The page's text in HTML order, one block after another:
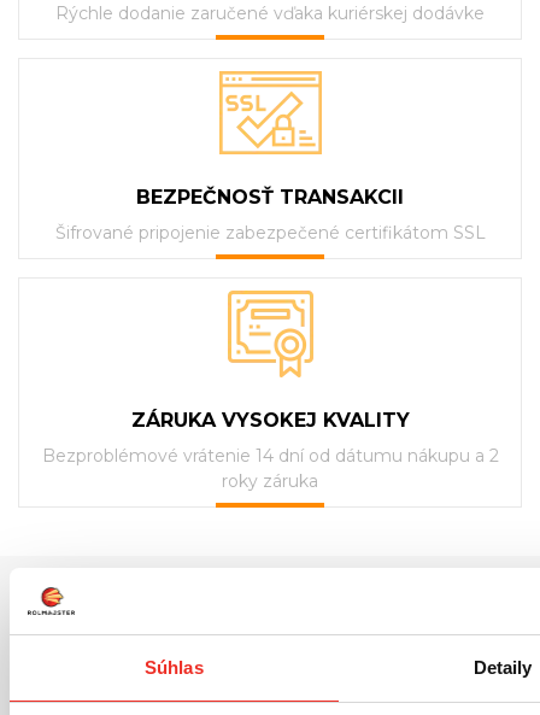
Súhlas Detaily
Rýchle dodanie zaručené vďaka kuriérskej dodávke
BEZPEČNOSŤ TRANSAKCII
Šifrované pripojenie zabezpečené certifikátom SSL
ZÁRUKA VYSOKEJ KVALITY
Bezproblémové vrátenie 14 dní od dátumu nákupu a 2
roky záruka
Ako objednávať